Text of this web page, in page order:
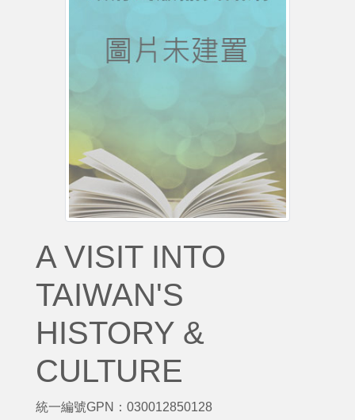
A VISIT INTO
TAIWAN'S
HISTORY &
CULTURE
統一編號GPN：030012850128